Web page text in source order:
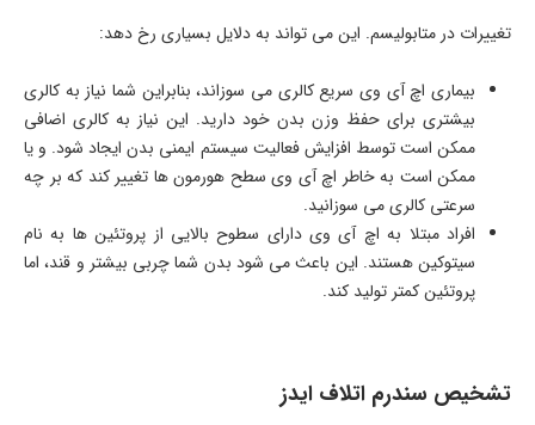
تغییرات در متابولیسم. این می تواند به دلایل بسیاری رخ دهد:
بیماری اچ آی وی سریع کالری می سوزاند، بنابراین شما نیاز به کالری
بیشتری برای حفظ وزن بدن خود دارید. این نیاز به کالری اضافی
ممکن است توسط افزایش فعالیت سیستم ایمنی بدن ایجاد شود. و یا
ممکن است به خاطر اچ آی وی سطح هورمون ها تغییر کند که بر چه
سرعتی کالری می سوزانید.
افراد مبتلا به اچ آی وی دارای سطوح بالایی از پروتئین ها به نام
سیتوکین هستند. این باعث می شود بدن شما چربی بیشتر و قند، اما
پروتئین کمتر تولید کند.
تشخیص سندرم اتلاف ایدز